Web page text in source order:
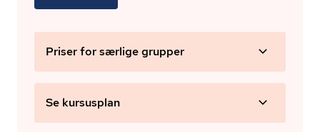
Priser for særlige grupper
Se kursusplan